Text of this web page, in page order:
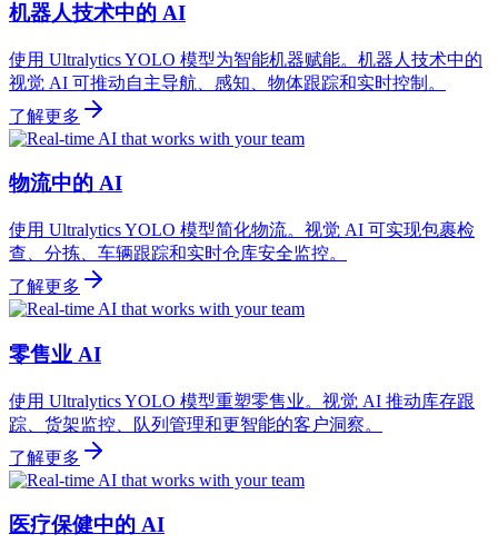
机器人技术中的 AI
使用 Ultralytics YOLO 模型为智能机器赋能。机器人技术中的
视觉 AI 可推动自主导航、感知、物体跟踪和实时控制。
了解更多
物流中的 AI
使用 Ultralytics YOLO 模型简化物流。视觉 AI 可实现包裹检
查、分拣、车辆跟踪和实时仓库安全监控。
了解更多
零售业 AI
使用 Ultralytics YOLO 模型重塑零售业。视觉 AI 推动库存跟
踪、货架监控、队列管理和更智能的客户洞察。
了解更多
医疗保健中的 AI